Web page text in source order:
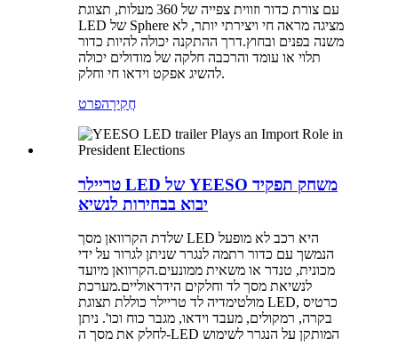
עם צורת כדור וזווית צפייה של 360 מעלות, תצוגת
LED של Sphere מציגה מראה חי ויצירתי יותר, לא
משנה בפנים ובחוץ.דרך ההתקנה יכולה להיות כדור
תלוי או עומד והרכבה חלקה של מודולים יכולה
להשיג אפקט וידאו חי וחלק.
חֲקִירָהפרט
טריילר LED של YEESO משחק תפקיד
יבוא בבחירות לנשיא
שלדת הקרוואן מסך LED היא רכב לא מופעל
הנמשך עם כדור רתמה לנגרר שניתן לגרור על ידי
מכונית, טנדר או משאית ממונעים.הקרוואן מיועד
לנשיאת מסך לד וחלקים הידראוליים.מערכת
מולטימדיה לד טריילר כוללת תצוגת LED, כרטיס
בקרה, רמקולים, מעבד וידאו, מגבר כוח וכו'. ניתן
לחלק את מסך ה-LED המותקן על הנגרר לשימוש